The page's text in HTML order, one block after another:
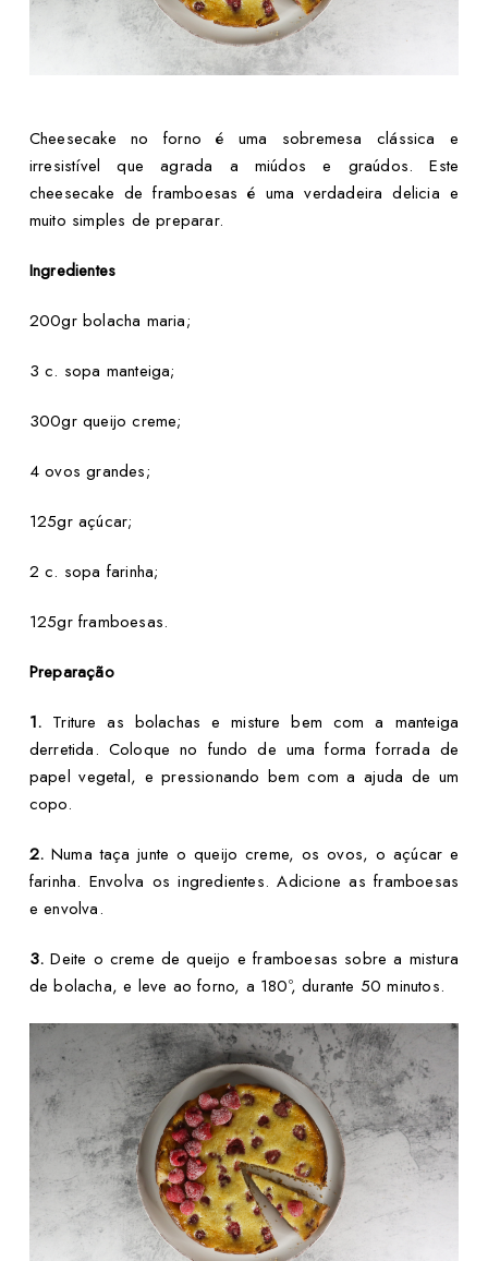
Cheesecake no forno é uma sobremesa clássica e
irresistível que agrada a miúdos e graúdos. Este
cheesecake de framboesas é uma verdadeira delicia e
muito simples de preparar.
Ingredientes
200gr bolacha maria;
3 c. sopa manteiga;
300gr queijo creme;
4 ovos grandes;
125gr açúcar;
2 c. sopa farinha;
125gr framboesas.
Preparação
1. Triture as bolachas e misture bem com a manteiga
derretida. Coloque no fundo de uma forma forrada de
papel vegetal, e pressionando bem com a ajuda de um
copo.
2.Numa taça junte o queijo creme, os ovos, o açúcar e
farinha. Envolva os ingredientes. Adicione as framboesas
e envolva.
3.Deite o creme de queijo e framboesas sobre a mistura
de bolacha, e leve ao forno, a 180º, durante 50 minutos.